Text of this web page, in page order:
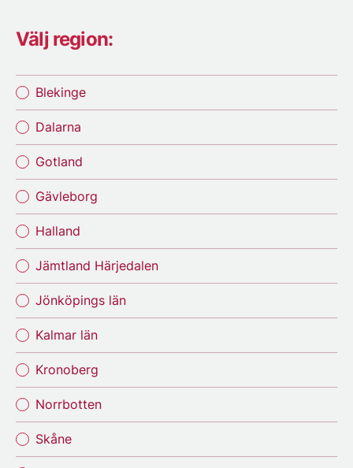
Välj region:
Blekinge
Dalarna
Gotland
Gävleborg
Halland
Jämtland Härjedalen
Jönköpings län
Kalmar län
Kronoberg
Norrbotten
Skåne